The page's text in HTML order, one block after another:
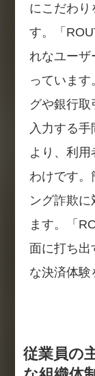
にこだわり
す。「
れなユーザ
っていま
グや銀行取
入力する
より、利
わけです。
ング詐欺
ます。「
面に打ち出
な決済体験
従業員の